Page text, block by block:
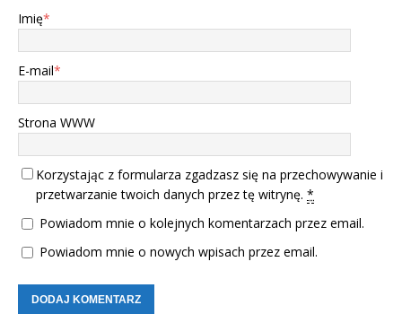
Imię*
E-mail*
Strona WWW
Korzystając z formularza zgadzasz się na przechowywanie i
przetwarzanie twoich danych przez tę witrynę. *
Powiadom mnie o kolejnych komentarzach przez email.
Powiadom mnie o nowych wpisach przez email.